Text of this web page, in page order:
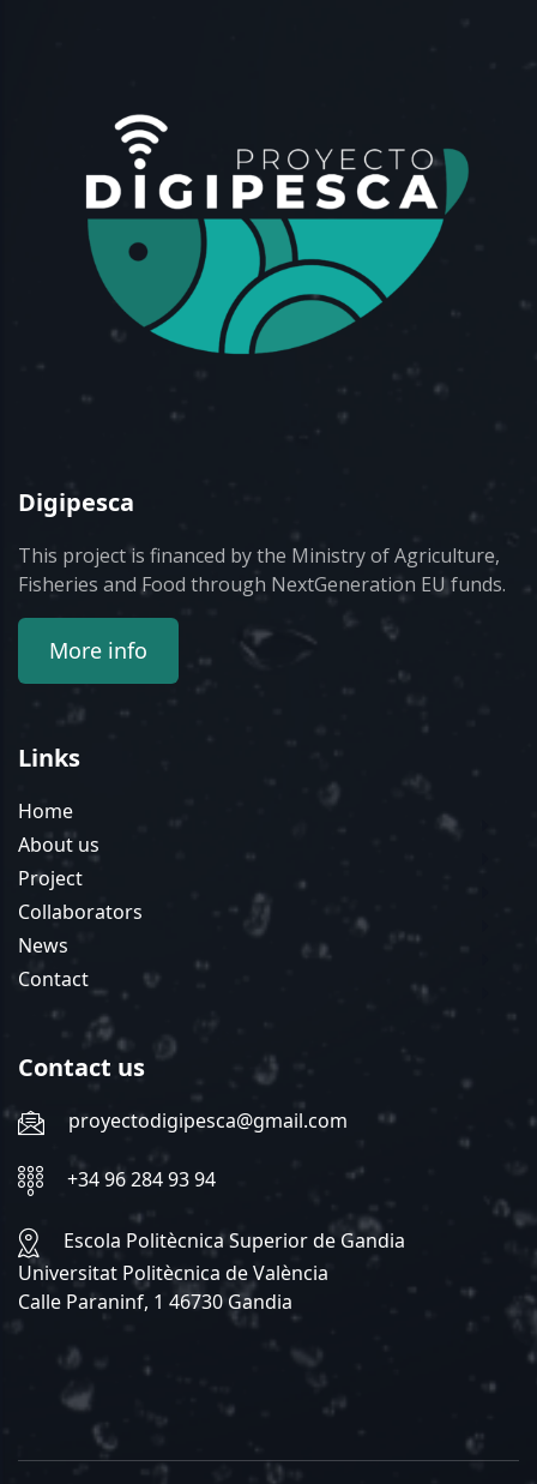
Digipesca
This project is financed by the Ministry of Agriculture,
Fisheries and Food through NextGeneration EU funds.
More info
Links
Home
About us
Project
Collaborators
News
Contact
Contact us
proyectodigipesca@gmail.com
+34 96 284 93 94
Escola Politècnica Superior de Gandia
Universitat Politècnica de València
Calle Paraninf, 1 46730 Gandia